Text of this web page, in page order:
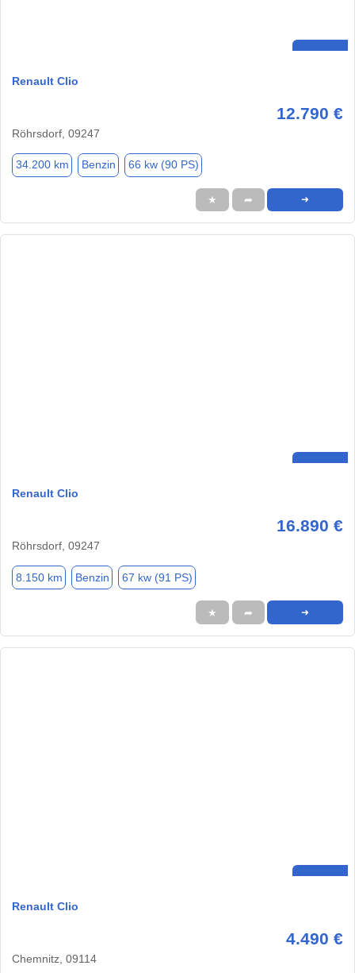
Renault Clio
12.790 €
Röhrsdorf, 09247
34.200 km Benzin 66 kw (90 PS)
★ ➦ ➜
Renault Clio
16.890 €
Röhrsdorf, 09247
8.150 km Benzin 67 kw (91 PS)
★ ➦ ➜
Renault Clio
4.490 €
Chemnitz, 09114